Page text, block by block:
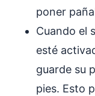
poner
Cuando el
esté
guarde su
pies. Esto